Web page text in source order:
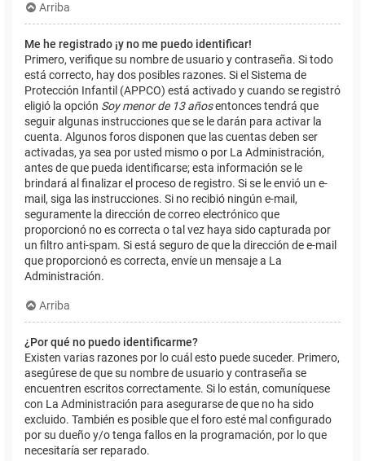
Arriba
Me he registrado ¡y no me puedo identificar!
Primero, verifique su nombre de usuario y contraseña. Si todo
está correcto, hay dos posibles razones. Si el Sistema de
Protección Infantil (APPCO) está activado y cuando se registró
eligió la opción Soy menor de 13 añosentonces tendrá que
seguir algunas instrucciones que se le darán para activar la
cuenta. Algunos foros disponen que las cuentas deben ser
activadas, ya sea por usted mismo o por La Administración,
antes de que pueda identificarse; esta información se le
brindará al finalizar el proceso de registro. Si se le envió un e-
mail, siga las instrucciones. Si no recibió ningún e-mail,
seguramente la dirección de correo electrónico que
proporcionó no es correcta o tal vez haya sido capturada por
un filtro anti-spam. Si está seguro de que la dirección de e-mail
que proporcionó es correcta, envíe un mensaje a La
Administración.
Arriba
¿Por qué no puedo identificarme?
Existen varias razones por lo cuál esto puede suceder. Primero,
asegúrese de que su nombre de usuario y contraseña se
encuentren escritos correctamente. Si lo están, comuníquese
con La Administración para asegurarse de que no ha sido
excluido. También es posible que el foro esté mal configurado
por su dueño y/o tenga fallos en la programación, por lo que
necesitaría ser reparado.